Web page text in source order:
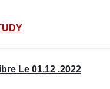
Le 01.12 .2022